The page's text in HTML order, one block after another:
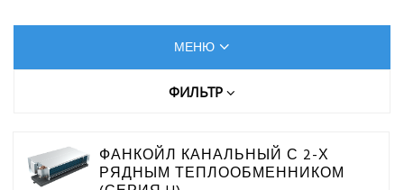
МЕНЮ
VRF-СИСТЕМЫ
ФИЛЬТР
УРОВЕНЬ ШУМА ВНУТРЕННЕГО БЛОКА МИНИМАЛЬНЫЙ,
ФАНКОЙЛ КАНАЛЬНЫЙ С 2-Х
РЯДНЫМ ТЕПЛООБМЕННИКОМ